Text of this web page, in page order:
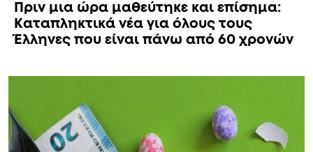
Πριν μια ώρα μαθεύτηκε και επίσημα:
Καταπληκτικά νέα για όλους τους
Έλληνες που είναι πάνω από 60 χρονών